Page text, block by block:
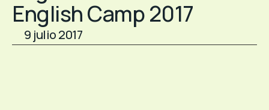
English Camp 2017
9 julio 2017